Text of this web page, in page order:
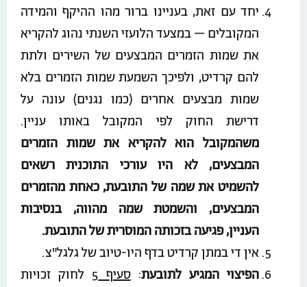
יחד עם זאת, בעניינו ברור מהו ההיקף והמידה
המקובלים – במצעד הלועזי השנתי נהוג להקריא
את שמות הזמרים המבצעים של השירים ולתת
להם קרדיט, ולפיכך השמעת שמות הזמרים בלא
שמות מבצעים אחרים (כמו נגנים) עונה על
דרישת החוק לפי המקובל באותו עניין.
משהמקובל הוא להקריא את שמות הזמרים
המבצעים, לא היו עורכי התוכנית רשאים
להשמיט את שמה של התובעת, כאחת מהזמרים
המבצעים, והשמטת שמה מהווה, בנסיבות
העניין, פגיעה בזכותה המוסרית של התובעת.
אין די במתן קרדיט בדף היו-טיוב של גלגל"צ.
הפיצוי המגיע לתובעת:סעיף 5 לחוק זכויות